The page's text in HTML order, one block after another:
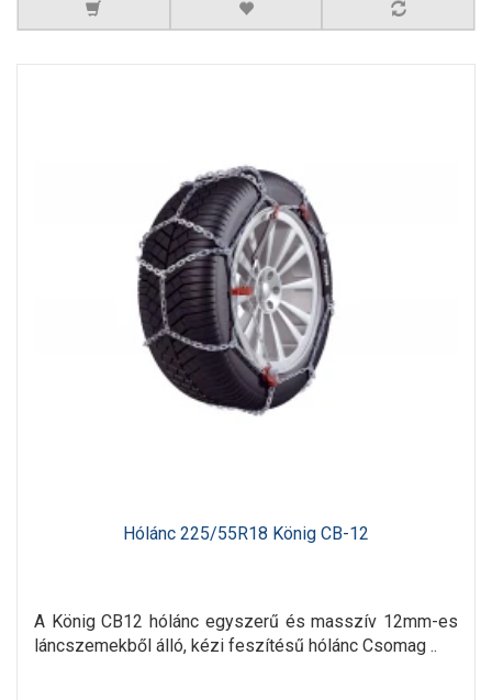
Hólánc 225/55R18 König CB-12
A König CB12 hólánc egyszerű és masszív 12mm-es
láncszemekből álló, kézi feszítésű hólánc Csomag ..